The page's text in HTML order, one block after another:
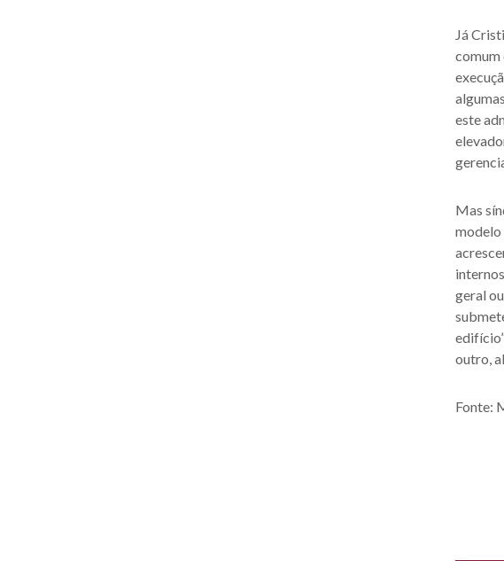
Já
comum
este
Mas
modelo
geral
outro,
Fonte: